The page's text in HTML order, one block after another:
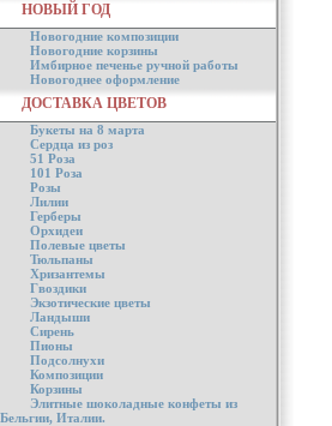
НОВЫЙ ГОД
Новогодние композиции
Новогодние корзины
Имбирное печенье ручной работы
Новогоднее оформление
ДОСТАВКА ЦВЕТОВ
Букеты на 8 марта
Сердца из роз
51 Роза
101 Роза
Розы
Лилии
Герберы
Орхидеи
Полевые цветы
Тюльпаны
Хризантемы
Гвоздики
Экзотические цветы
Ландыши
Сирень
Пионы
Подсолнухи
Композиции
Корзины
Элитные шоколадные конфеты из
Бельгии, Италии.